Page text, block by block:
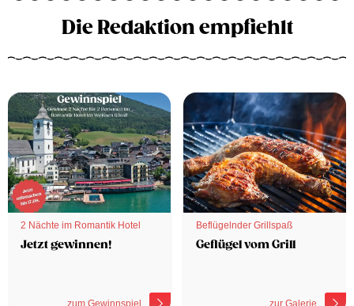
Die Redaktion empfiehlt
2 Nächte im Romantik Hotel
Jetzt gewinnen!
Beflügelnder Grillspaß
Geflügel vom Grill